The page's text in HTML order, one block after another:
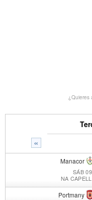
¿Quieres
«
Manacor
SÁB
NA
Portmany